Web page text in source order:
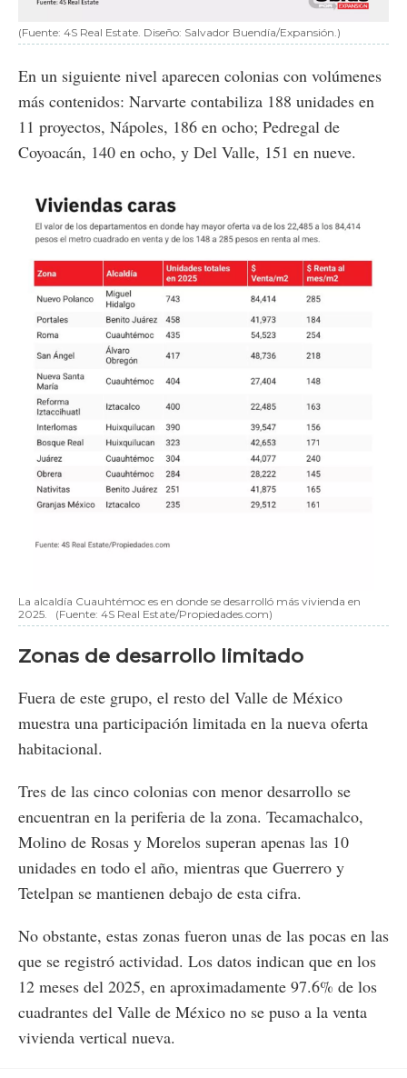
(Fuente: 4S Real Estate. Diseño: Salvador Buendía/Expansión.)
En un siguiente nivel aparecen colonias con volúmenes
más contenidos: Narvarte contabiliza 188 unidades en
11 proyectos, Nápoles, 186 en ocho; Pedregal de
Coyoacán, 140 en ocho, y Del Valle, 151 en nueve.
La alcaldía Cuauhtémoc es en donde se desarrolló más vivienda en
2025.
(Fuente: 4S Real Estate/Propiedades.com)
Zonas de desarrollo limitado
Fuera de este grupo, el resto del Valle de México
muestra una participación limitada en la nueva oferta
habitacional.
Tres de las cinco colonias con menor desarrollo se
encuentran en la periferia de la zona. Tecamachalco,
Molino de Rosas y Morelos superan apenas las 10
unidades en todo el año, mientras que Guerrero y
Tetelpan se mantienen debajo de esta cifra.
No obstante, estas zonas fueron unas de las pocas en las
que se registró actividad. Los datos indican que en los
12 meses del 2025, en aproximadamente 97.6% de los
cuadrantes del Valle de México no se puso a la venta
vivienda vertical nueva.